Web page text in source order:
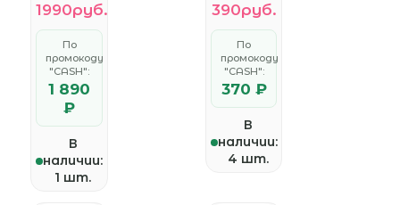
1990руб.
По
промокоду
"CASH":
1 890
₽
В
наличии:
1 шт.
15LED
синий
ZH120-9W-
15U
390руб.
По
промокоду
"CASH":
370 ₽
В
наличии:
4 шт.